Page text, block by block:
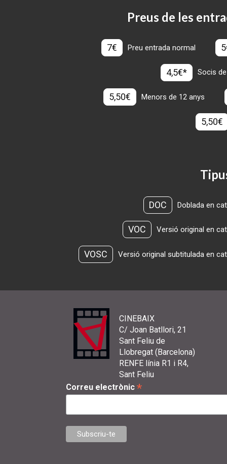
Preus de les
7€ Preu entrada normal
4,5€* Socis
5,50€ Menors de 12 anys
5,50€
DOC Doblada en
VOC Versió original en
VOSC Versió original subtitulada en
CINEBAIX
C/ Joan Batllori, 21
Sant Feliu de
Llobregat (Barcelona)
RENFE línia R1 i R4,
Sant Feliu
Correu electrònic *